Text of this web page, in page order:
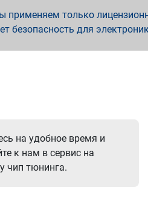
только
безопасность для
на удобное время и
к нам в сервис на
чип тюнинга.